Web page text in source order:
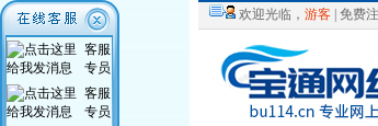
欢迎光临， 游客 免费
客服
专员
客服
专员